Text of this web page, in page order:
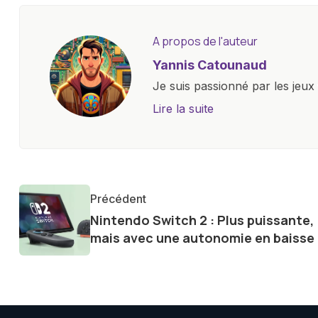
A propos de l'auteur
Yannis Catounaud
Je suis passionné par les
l'univers numérique m'a
communauté en ligne. Mon
de la technologie me
le futur numérique nous
Lire la suite
Précédent
Nintendo Switch 2 : Plus puissante,
mais avec une autonomie en baisse